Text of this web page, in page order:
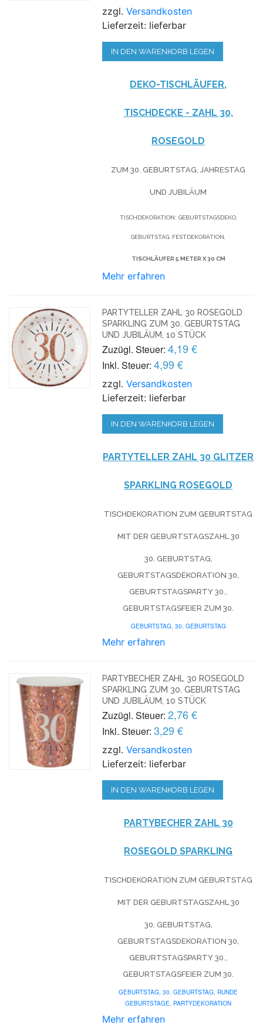
zzgl.Versandkosten
Lieferzeit: lieferbar
IN DEN WARENKORB LEGEN
DEKO-TISCHLÄUFER,
TISCHDECKE - ZAHL 30,
ROSEGOLD
ZUM 30. GEBURTSTAG, JAHRESTAG
UND JUBILÄUM
TISCHDEKORATION: GEBURTSTAGSDEKO,
GEBURTSTAG, FESTDEKORATION,
TISCHLÄUFER 5 METER X 30 CM
Mehr erfahren
PARTYTELLER ZAHL 30 ROSEGOLD
SPARKLING ZUM 30. GEBURTSTAG
UND JUBILÄUM, 10 STÜCK
Zuzügl. Steuer: 4,19 €
Inkl. Steuer: 4,99 €
zzgl.Versandkosten
Lieferzeit: lieferbar
IN DEN WARENKORB LEGEN
PARTYTELLER ZAHL 30 GLITZER
SPARKLING ROSEGOLD
TISCHDEKORATION ZUM GEBURTSTAG
MIT DER GEBURTSTAGSZAHL 30
30. GEBURTSTAG,
GEBURTSTAGSDEKORATION 30,
GEBURTSTAGSPARTY 30.,
GEBURTSTAGSFEIER ZUM 30.
GEBURTSTAG, 30. GEBURTSTAG
Mehr erfahren
PARTYBECHER ZAHL 30 ROSEGOLD
SPARKLING ZUM 30. GEBURTSTAG
UND JUBILÄUM, 10 STÜCK
Zuzügl. Steuer: 2,76 €
Inkl. Steuer: 3,29 €
zzgl.Versandkosten
Lieferzeit: lieferbar
IN DEN WARENKORB LEGEN
PARTYBECHER ZAHL 30
ROSEGOLD SPARKLING
TISCHDEKORATION ZUM GEBURTSTAG
MIT DER GEBURTSTAGSZAHL 30
30. GEBURTSTAG,
GEBURTSTAGSDEKORATION 30,
GEBURTSTAGSPARTY 30.,
GEBURTSTAGSFEIER ZUM 30.
GEBURTSTAG, 30. GEBURTSTAG, RUNDE
GEBURTSTAGE, PARTYDEKORATION
Mehr erfahren